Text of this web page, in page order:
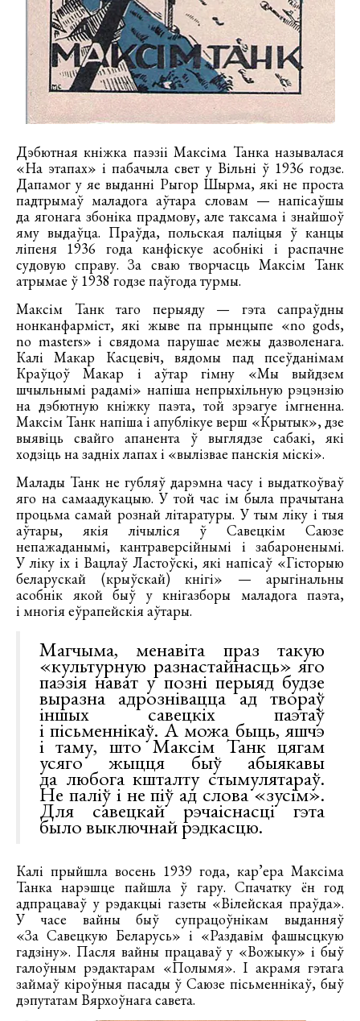
Дэбютная кніжка паэзіі Максіма Танка называлася
«На этапах» і пабачыла свет у Вільні ў 1936 годзе.
Дапамог у яе выданні Рыгор Шырма, які не проста
падтрымаў маладога аўтара словам — напісаўшы
да ягонага збоніка прадмову, але таксама і знайшоў
яму выдаўца. Праўда, польская паліцыя ў канцы
ліпеня 1936 года канфіскуе асобнікі і распачне
судовую справу. За сваю творчасць Максім Танк
атрымае ў 1938 годзе паўгода турмы.
Максім Танк таго перыяду — гэта сапраўдны
нонканфарміст, які жыве па прынцыпе «no gods,
no masters» і свядома парушае межы дазволенага.
Калі Макар Касцевіч, вядомы пад псеўданімам
Краўцоў Макар і аўтар гімну «Мы выйдзем
шчыльнымі радамі» напіша непрыхільную рэцэнзію
на дэбютную кніжку паэта, той зрэагуе імгненна.
Максім Танк напіша і апублікуе верш «Крытык», дзе
выявіць свайго апанента ў выглядзе сабакі, які
ходзіць на задніх лапах і «вылізвае панскія міскі».
Малады Танк не губляў дарэмна часу і выдаткоўваў
яго на самаадукацыю. У той час ім была прачытана
процьма самай рознай літаратуры. У тым ліку і тыя
аўтары, якія лічыліся ў Савецкім Саюзе
непажаданымі, кантраверсійнымі і забароненымі.
У ліку іх і Вацлаў Ластоўскі, які напісаў «Гiсторыю
беларускай (крыўскай) кнігі» — арыгінальны
асобнік якой быў у кнігазборы маладога паэта,
і многія еўрапейскія аўтары.
Магчыма, менавіта праз такую
«культурную разнастайнасць» яго
паэзія нават у позні перыяд будзе
выразна адрознівацца ад твораў
іншых савецкіх паэтаў
і пісьменнікаў. А можа быць, яшчэ
і таму, што Максім Танк цягам
усяго жыцця быў абыякавы
да любога кшталту стымулятараў.
Не паліў і не піў ад слова «зусім».
Для савецкай рэчаіснасці гэта
было выключнай рэдкасцю.
Калі прыйшла восень 1939 года, кар’ера Максіма
Танка нарэшце пайшла ў гару. Спачатку ён год
адпрацаваў у рэдакцыі газеты «Вілейская праўда».
У часе вайны быў супрацоўнікам выданняў
«За Савецкую Беларусь» і «Раздавім фашысцкую
гадзіну». Пасля вайны працаваў у «Вожыку» і быў
галоўным рэдактарам «Полымя». І акрамя гэтага
займаў кіроўныя пасады ў Саюзе пісьменнікаў, быў
дэпутатам Вярхоўнага савета.